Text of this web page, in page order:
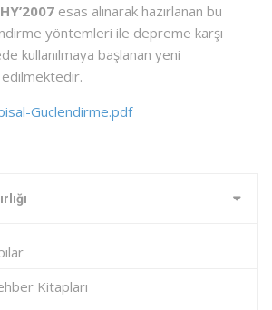
esas alınarak hazırlanan bu
yöntemleri ile depreme karşı
kullanılmaya başlanan yeni
Guclendirme.pdf
Kitapları